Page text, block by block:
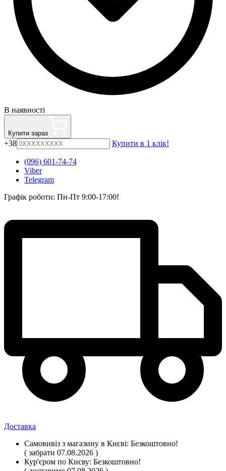
В наявності
Купити зараз
+38 Купити в 1 клік!
(096) 601-74-74
Viber
Telegram
Графік роботи: Пн-Пт 9:00-17:00!
Доставка
Самовивіз з магазину в Києві: Безкоштовно!
( забрати 07.08.2026 )
Кур'єром по Києву: Безкоштовно!